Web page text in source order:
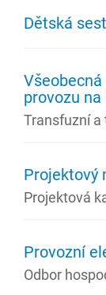
Dětská
provozu na
Transfuzní a
Projektový
Projektová
Provozní
Odbor